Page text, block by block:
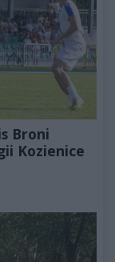
Broni
Kozienice